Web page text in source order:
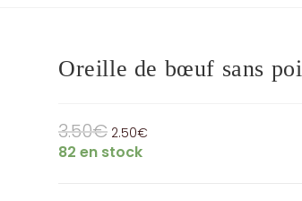
Oreille de bœuf sans
3.50€ Le
prix
initial
2.50€
82 en stock